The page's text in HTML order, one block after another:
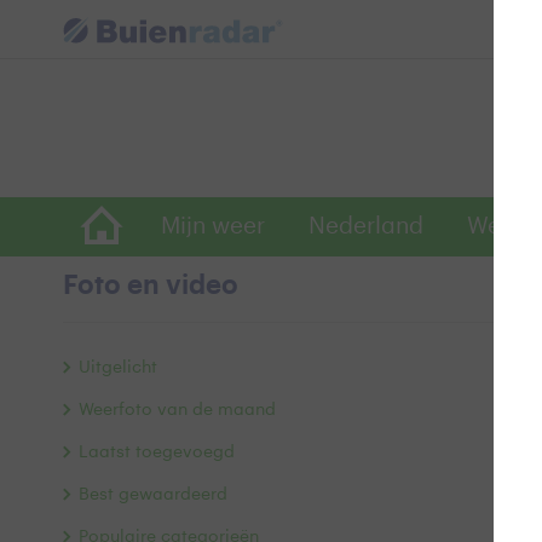
Mijn weer Nederland
Foto en video
Uitgelicht
Weerfoto van de maand
Laatst toegevoegd
Best gewaardeerd
Populaire categorieën